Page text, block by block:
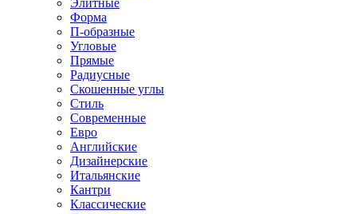
Элитные
Форма
П-образные
Угловые
Прямые
Радиусные
Скошенные углы
Стиль
Современные
Евро
Английские
Дизайнерские
Итальянские
Кантри
Классические